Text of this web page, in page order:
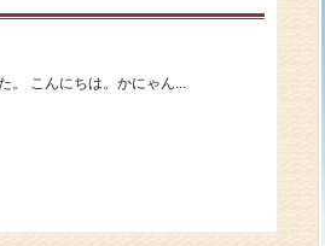
。 こんにちは。かにゃん...